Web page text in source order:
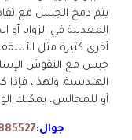
يتم دمج الجبس مع
المعدنية في الزوايا أو
أخرى كثيرة مثل
جبس مع النقوش
الهندسية. ولهذا،
أو للمجالس، يمكنك
جوال: